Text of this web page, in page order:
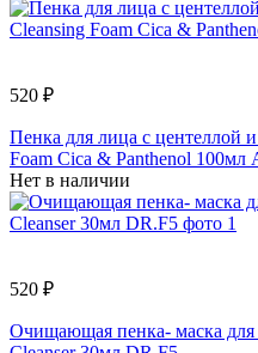
520 ₽
Пенка для лица с центеллой
Foam Cica & Panthenol 100мл
Нет в наличии
520 ₽
Очищающая пенка- маска для